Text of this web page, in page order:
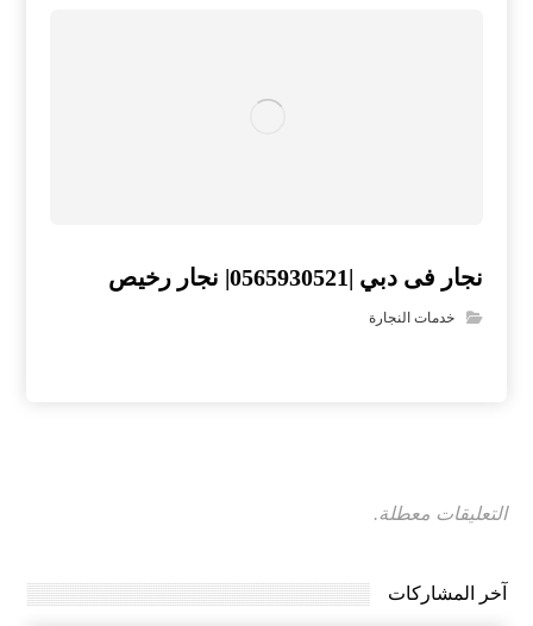
نجار فى دبي |0565930521| نجار رخيص
خدمات النجارة
التعليقات معطلة.
آخر المشاركات